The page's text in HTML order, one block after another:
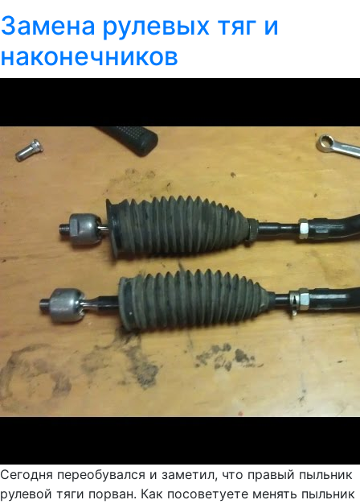
Замена рулевых тяг и
наконечников
Сегодня переобувался и заметил, что правый пыльник
рулевой тяги порван. Как посоветуете менять пыльник